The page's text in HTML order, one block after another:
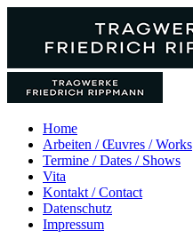
springen
Home
Arbeiten / Œuvres / Works
Termine / Dates / Shows
Vita
Kontakt / Contact
Datenschutz
Impressum